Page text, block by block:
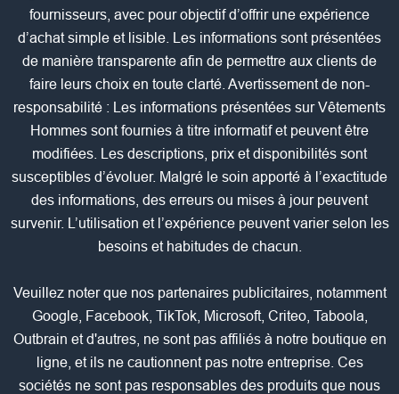
fournisseurs, avec pour objectif d’offrir une expérience
d’achat simple et lisible. Les informations sont présentées
de manière transparente afin de permettre aux clients de
faire leurs choix en toute clarté. Avertissement de non-
responsabilité : Les informations présentées sur Vêtements
Hommes sont fournies à titre informatif et peuvent être
modifiées. Les descriptions, prix et disponibilités sont
susceptibles d’évoluer. Malgré le soin apporté à l’exactitude
des informations, des erreurs ou mises à jour peuvent
survenir. L’utilisation et l’expérience peuvent varier selon les
besoins et habitudes de chacun.
Veuillez noter que nos partenaires publicitaires, notamment
Google, Facebook, TikTok, Microsoft, Criteo, Taboola,
Outbrain et d'autres, ne sont pas affiliés à notre boutique en
ligne, et ils ne cautionnent pas notre entreprise. Ces
sociétés ne sont pas responsables des produits que nous